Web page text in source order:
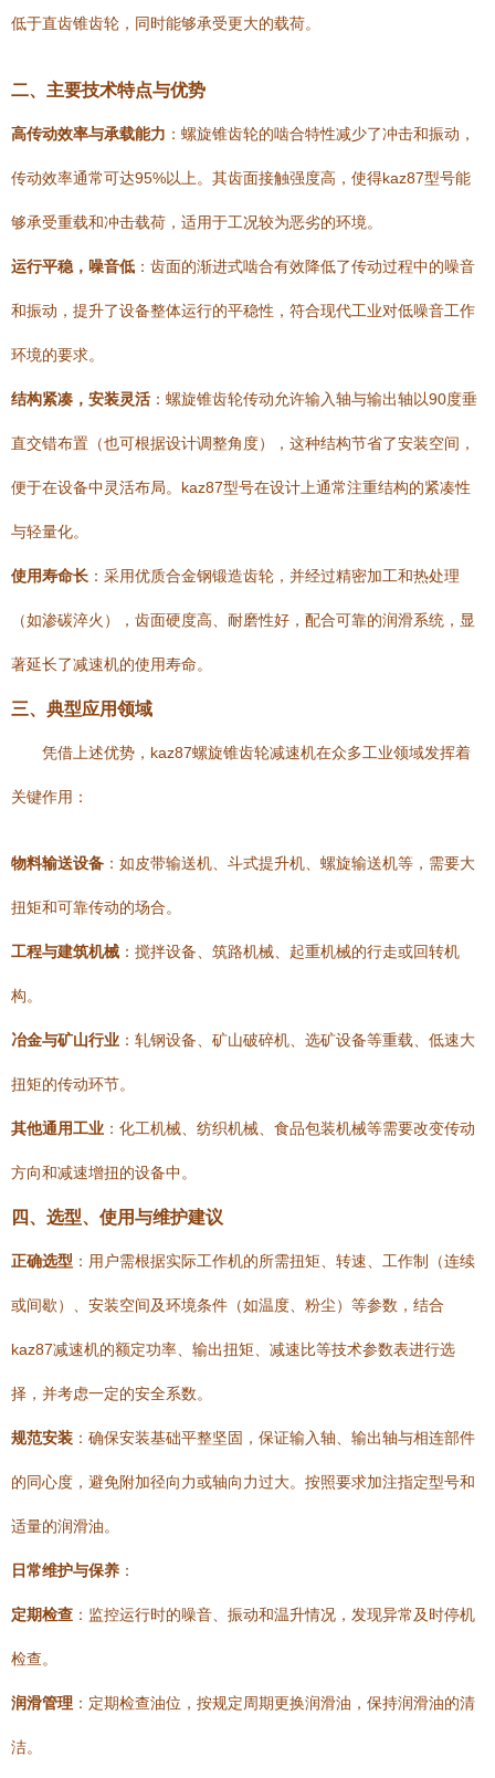
低于直齿锥齿轮，同时能够承受更大的载荷。
二、主要技术特点与优势
高传动效率与承载能力 ：螺旋锥齿轮的啮合特性减少了冲击和振动，
传动效率通常可达95%以上。其齿面接触强度高，使得kaz87型号能
够承受重载和冲击载荷，适用于工况较为恶劣的环境。
运行平稳，噪音低 ：齿面的渐进式啮合有效降低了传动过程中的噪音
和振动，提升了设备整体运行的平稳性，符合现代工业对低噪音工作
环境的要求。
结构紧凑，安装灵活 ：螺旋锥齿轮传动允许输入轴与输出轴以90度垂
直交错布置（也可根据设计调整角度），这种结构节省了安装空间，
便于在设备中灵活布局。kaz87型号在设计上通常注重结构的紧凑性
与轻量化。
使用寿命长 ：采用优质合金钢锻造齿轮，并经过精密加工和热处理
（如渗碳淬火），齿面硬度高、耐磨性好，配合可靠的润滑系统，显
著延长了减速机的使用寿命。
三、典型应用领域
凭借上述优势，kaz87螺旋锥齿轮减速机在众多工业领域发挥着
关键作用：
物料输送设备 ：如皮带输送机、斗式提升机、螺旋输送机等，需要大
扭矩和可靠传动的场合。
工程与建筑机械 ：搅拌设备、筑路机械、起重机械的行走或回转机
构。
冶金与矿山行业 ：轧钢设备、矿山破碎机、选矿设备等重载、低速大
扭矩的传动环节。
其他通用工业 ：化工机械、纺织机械、食品包装机械等需要改变传动
方向和减速增扭的设备中。
四、选型、使用与维护建议
正确选型 ：用户需根据实际工作机的所需扭矩、转速、工作制（连续
或间歇）、安装空间及环境条件（如温度、粉尘）等参数，结合
kaz87减速机的额定功率、输出扭矩、减速比等技术参数表进行选
择，并考虑一定的安全系数。
规范安装 ：确保安装基础平整坚固，保证输入轴、输出轴与相连部件
的同心度，避免附加径向力或轴向力过大。按照要求加注指定型号和
适量的润滑油。
日常维护与保养 ：
定期检查 ：监控运行时的噪音、振动和温升情况，发现异常及时停机
检查。
润滑管理 ：定期检查油位，按规定周期更换润滑油，保持润滑油的清
洁。